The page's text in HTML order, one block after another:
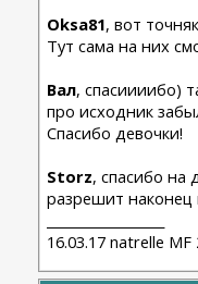
Oksa81, вот
Тут сама на них
Вал, спасиииибо)
про исходник
Спасибо девочки!
Storz, спасибо на
разрешит наконец
16.03.17 natrelle